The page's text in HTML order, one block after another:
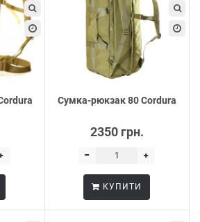
Сумка-рюкзак 80 Cordura
2350 грн.
КУПИТИ